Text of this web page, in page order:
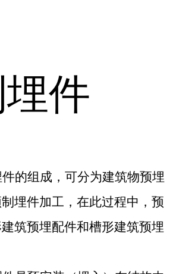
的组成，可分为建筑物预埋
埋件加工，在此过程中，预
筑预埋配件和槽形建筑预埋